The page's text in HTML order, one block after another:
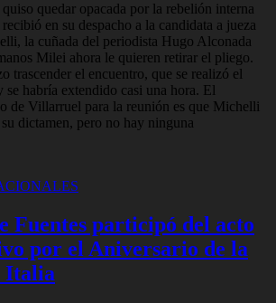
quedar opacada por la rebelión interna
en su despacho a la candidata a jueza
la cuñada del periodista Hugo Alconada
Milei ahora le quieren retirar el pliego.
trascender el encuentro, que se realizó el
se habría extendido casi una hora. El
de Villarruel para la reunión es que Michelli
dictamen, pero no hay ninguna
Fuentes participó del acto
por el Aniversario de la
Italia